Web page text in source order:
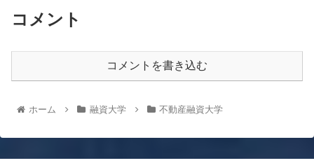
コメント
コメントを書き込む
ホーム 融資大学 不動産融資大学